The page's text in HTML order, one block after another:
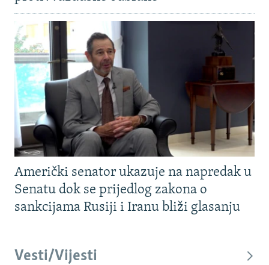
Američki senator ukazuje na napredak u
Senatu dok se prijedlog zakona o
sankcijama Rusiji i Iranu bliži glasanju
Vesti/Vijesti